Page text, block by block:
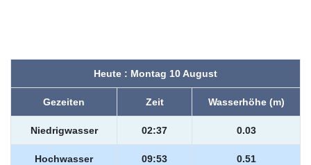
Heute : Montag 10 August
Gezeiten Zeit Wasserhöhe (m)
Niedrigwasser 02:37 0.03
Hochwasser 09:53 0.51